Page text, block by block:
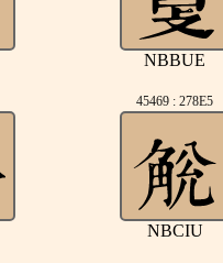
NBBUE
45469 : 278E5
NBCIU